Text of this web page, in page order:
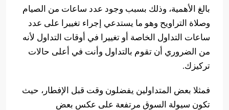
بالغ الأهمية، وذلك بسبب وجود عدد ساعات من الصيام
وصلاة التراويح وهو ما يستدعي إجراء تغييرا على عدد
ساعات التداول الخاصة أو تغييرا في أوقات التداول لأنه
من الضروري أن تقوم بالتداول وأنت في أعلى حالات
تركيزك.
فمثلا بعض المتداولين يفضلون وقت قبل الإفطار، حيث
تكون سيولة السوق مرتفعة على عكس بعض